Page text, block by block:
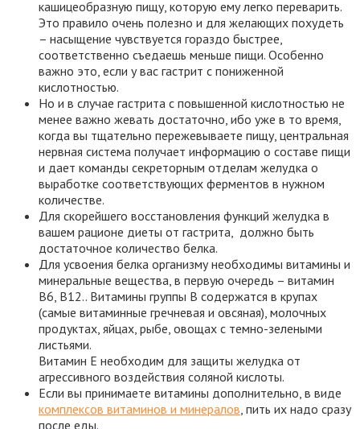
кашицеобразную пищу, которую ему легко переварить.
Это правило очень полезно и для желающих похудеть
– насыщение чувствуется гораздо быстрее,
соответственно съедаешь меньше пищи. Особенно
важно это, если у вас гастрит с пониженной
кислотностью.
Но и в случае гастрита с повышенной кислотностью не
менее важно жевать достаточно, ибо уже в то время,
когда вы тщательно пережевываете пищу, центральная
нервная система получает информацию о составе пищи
и дает команды секреторным отделам желудка о
выработке соответствующих ферментов в нужном
количестве.
Для скорейшего восстановления функций желудка в
вашем рационе диеты от гастрита, должно быть
достаточное количество белка.
Для усвоения белка организму необходимы витамины и
минеральные вещества, в первую очередь – витамин
B6, В12.. Витамины группы B содержатся в крупах
(самые витаминные гречневая и овсяная), молочных
продуктах, яйцах, рыбе, овощах с темно-зелеными
листьями.
Витамин Е необходим для защиты желудка от
агрессивного воздействия соляной кислоты.
Если вы принимаете витамины дополнительно, в виде
комплексов витаминов и минералов , пить их надо сразу
после еды.